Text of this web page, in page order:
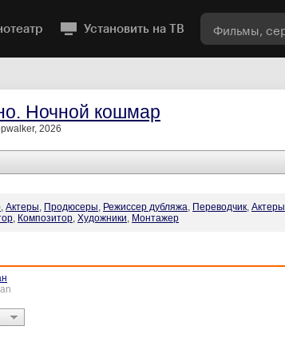
Установить на ТВ
Ночной кошмар
2026
, Актеры, Продюсеры, Режиссер дубляжа, Переводчик, Актеры
, Композитор, Художники, Монтажер